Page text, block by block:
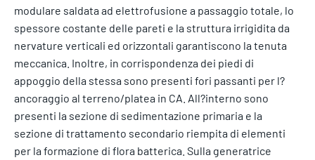
modulare saldata ad elettrofusione a passaggio totale, lo
spessore costante delle pareti e la struttura irrigidita da
nervature verticali ed orizzontali garantiscono la tenuta
meccanica. Inoltre, in corrispondenza dei piedi di
appoggio della stessa sono presenti fori passanti per l?
ancoraggio al terreno/platea in CA. All?interno sono
presenti la sezione di sedimentazione primaria e la
sezione di trattamento secondario riempita di elementi
per la formazione di flora batterica. Sulla generatrice